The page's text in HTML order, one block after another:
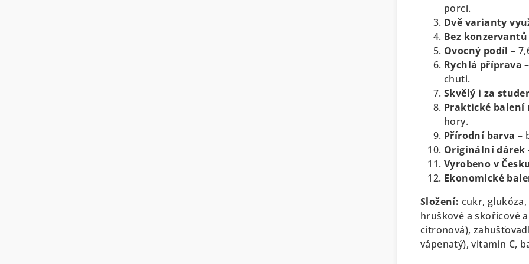
porci.
Dvě varianty
Bez konzervantů
Ovocný podíl –
Rychlá příprava
chuti.
Skvělý i za
Praktické balení
hory.
Přírodní barva –
Originální dárek
Vyrobeno v
Ekonomické
Složení: cukr,
hruškové a skořicové
citronová),
vápenatý), vitamin C,